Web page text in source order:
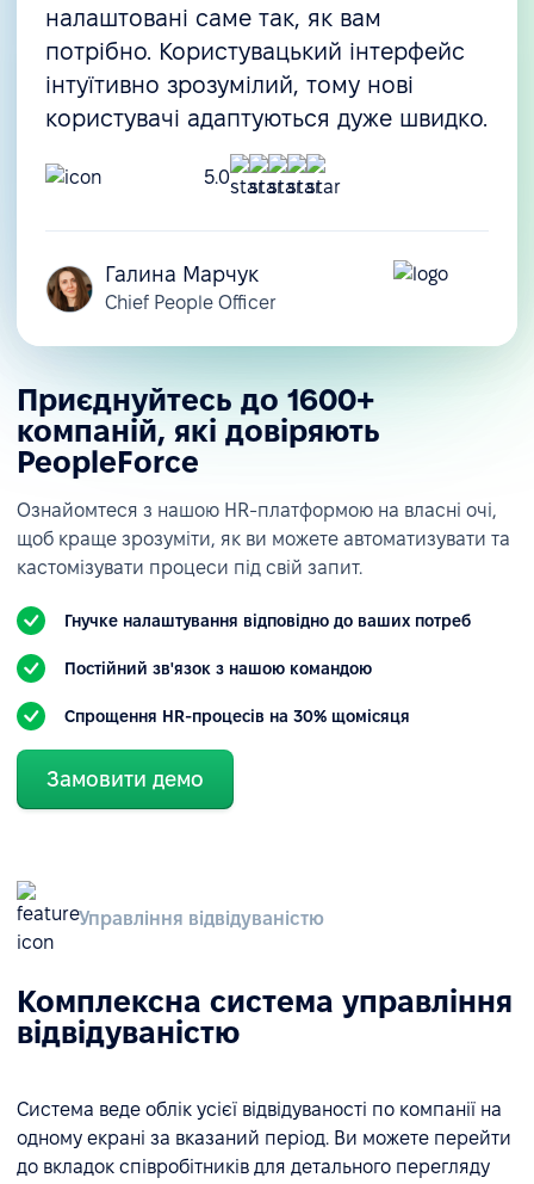
налаштовані саме так, як вам
потрібно. Користувацький інтерфейс
інтуїтивно зрозумілий, тому нові
користувачі адаптуються дуже швидко.
5.0
Галина Марчук
Chief People Officer
Приєднуйтесь до 1600+
компаній, які довіряють
PeopleForce
Ознайомтеся з нашою HR-платформою на власні очі,
щоб краще зрозуміти, як ви можете автоматизувати та
кастомізувати процеси під свій запит.
Гнучке налаштування відповідно до ваших потреб
Постійний зв'язок з нашою командою
Спрощення HR-процесів на 30% щомісяця
Замовити демо
Управління відвідуваністю
Комплексна система управління
відвідуваністю
Система веде облік усієї відвідуваності по компанії на
одному екрані за вказаний період. Ви можете перейти
до вкладок співробітників для детального перегляду